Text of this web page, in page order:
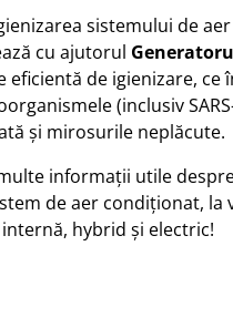
sistemului de
cu ajutorul
eficientă de igienizare, ce
(inclusiv
și mirosurile neplăcute.
informații utile
de aer condiționat, la
hybrid și electric!